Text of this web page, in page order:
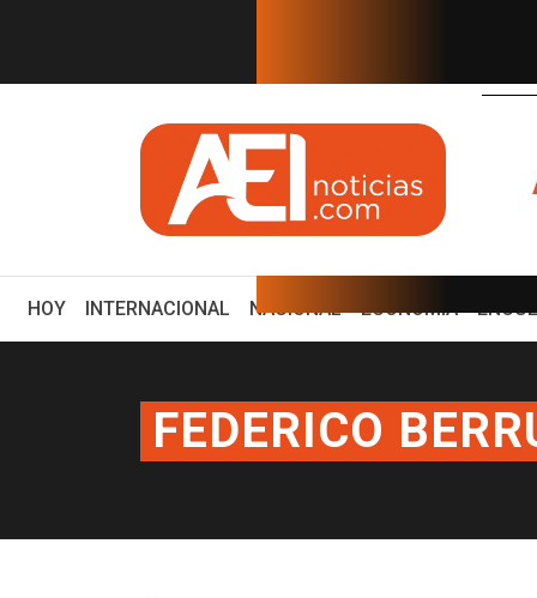
EN TIEMPO REAL
ya no es advertenc... Claudia y García
HOY(CURRENT)
INTERNACIONAL NACIONAL ECONOMÍA
FEDERICO